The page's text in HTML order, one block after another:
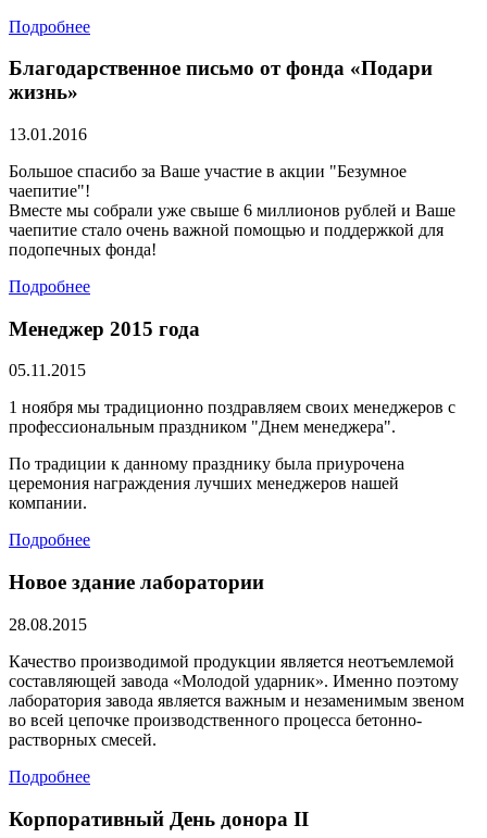
Подробнее
Благодарственное письмо от фонда «Подари
жизнь»
13.01.2016
Большое спасибо за Ваше участие в акции "Безумное
чаепитие"!
Вместе мы собрали уже свыше 6 миллионов рублей и Ваше
чаепитие стало очень важной помощью и поддержкой для
подопечных фонда!
Подробнее
Менеджер 2015 года
05.11.2015
1 ноября мы традиционно поздравляем своих менеджеров с
профессиональным праздником "Днем менеджера".
По традиции к данному празднику была приурочена
церемония награждения лучших менеджеров нашей
компании.
Подробнее
Новое здание лаборатории
28.08.2015
Качество производимой продукции является неотъемлемой
составляющей завода «Молодой ударник». Именно поэтому
лаборатория завода является важным и незаменимым звеном
во всей цепочке производственного процесса бетонно-
растворных смесей.
Подробнее
Корпоративный День донора II